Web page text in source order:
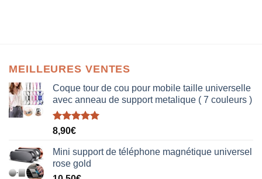
MEILLEURES VENTES
Coque tour de cou pour mobile taille universelle
avec anneau de support metalique ( 7 couleurs )
Note5.00
sur 5
8,90€
Mini support de téléphone magnétique universel
rose gold